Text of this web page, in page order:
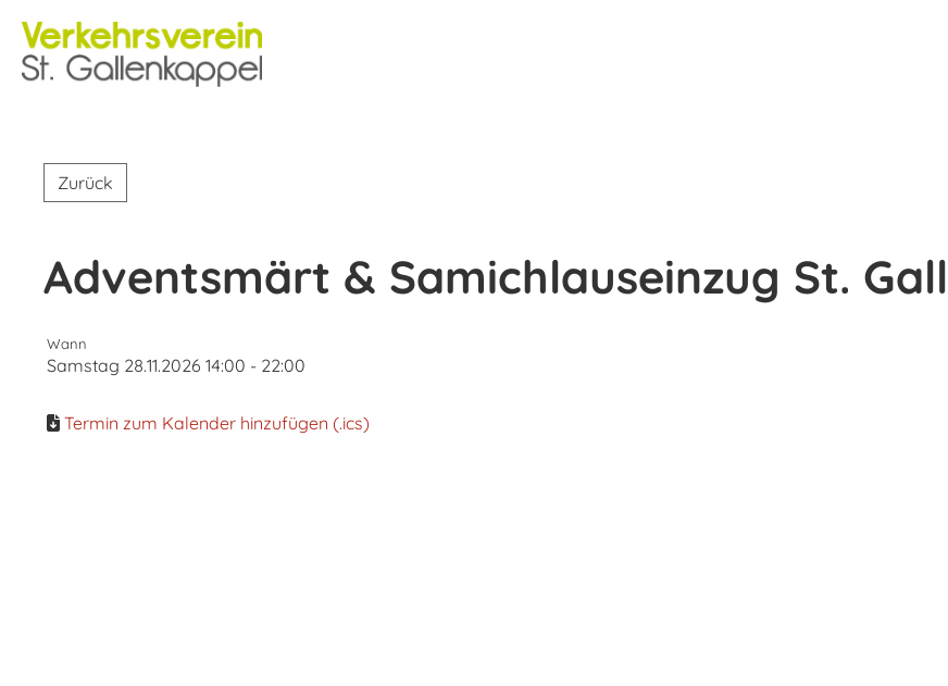
Zurück
Adventsmärt & Samichlauseinzug St.
Wann
Samstag 28.11.2026 14:00 - 22:00
Termin zum Kalender hinzufügen (.ics)